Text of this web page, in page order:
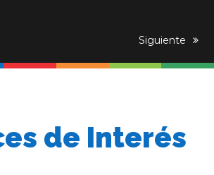
next
Siguiente
de Interés